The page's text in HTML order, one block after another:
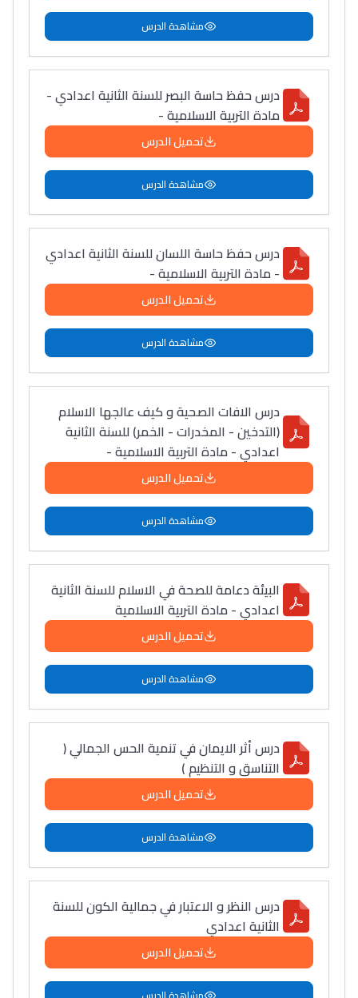
مشاهدة الدرس
درس حفظ حاسة البصر للسنة الثانية اعدادي -
مادة التربية الاسلامية -
تحميل الدرس
مشاهدة الدرس
درس حفظ حاسة اللسان للسنة الثانية اعدادي
- مادة التربية الاسلامية -
تحميل الدرس
مشاهدة الدرس
درس الافات الصحية و كيف عالجها الاسلام
(التدخين - المخدرات - الخمر) للسنة الثانية
اعدادي - مادة التربية الاسلامية -
تحميل الدرس
مشاهدة الدرس
البيئة دعامة للصحة في الاسلام للسنة الثانية
اعدادي - مادة التربية الاسلامية
تحميل الدرس
مشاهدة الدرس
درس أثر الايمان في تنمية الحس الجمالي (
التناسق و التنظيم )
تحميل الدرس
مشاهدة الدرس
درس النظر و الاعتبار في جمالية الكون للسنة
الثانية اعدادي
تحميل الدرس